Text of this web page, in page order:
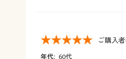
ご購入
年代: 60代